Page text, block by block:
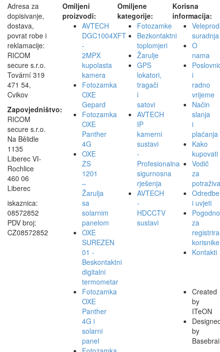
Adresa za
dopisivanje,
dostava,
povrat robe i
reklamacije:
RICOM
secure s.r.o.
Tovární 319
471 54,
Cvikov
Zapovjedništvo:
RICOM
secure s.r.o.
Na Bělidle
1135
Liberec VI-
Rochlice
460 06
Liberec
iskaznica:
08572852
PDV broj:
CZ08572852
Omiljeni
proizvodi:
AVTECH
DGC1004XFT
-
2MPX
kupolasta
kamera
Fotozamka
OXE
Gepard
Fotozamka
OXE
Panther
4G
OXE
ZS
1201
–
Žarulja
sa
solarnim
panelom
OXE
SUREZEN
01 -
Beskontaktni
digitalni
termometar
Fotozamka
OXE
Panther
4G i
solarni
panel
Omiljene
kategorije:
Fotozamke
Bezkontaktni
toplomjeri
Žarulje
GPS
lokatori,
tragači
i
satovi
AVTECH
IP
kamerni
sustavi
-
Profesionalna
sigurnosna
rješenja
AVTECH
-
HDCCTV
sustavi
Korisna
informacija:
suradnja
O
nama
i
radno
vrijeme
Način
slanja
i
plaćanja
Kako
kupovati
Vodič
za
Odredbe
i uvjeti
za
korisnike
Kontakti
Created
by
ITeON
by